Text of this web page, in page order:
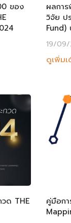
ของ
ผลกา
วิจัย ป
Fund)
19/
ดูเพิ่ม
วด THE
คู่มือก